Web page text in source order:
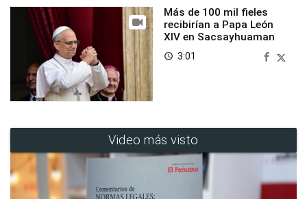
Más de 100 mil fieles
recibirían a Papa León
XIV en Sacsayhuaman
access_time 3:01
Video más visto